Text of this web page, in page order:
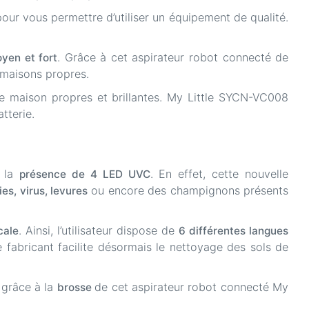
vous permettre d’utiliser un équipement de qualité.
et fort. Grâce à cet aspirateur robot connecté de
propres.
propres et brillantes. My Little SYCN-VC008
présence de 4 LED UVC. En effet, cette nouvelle
virus, levures ou encore des champignons présents
. Ainsi, l’utilisateur dispose de 6 différentes langues
fabricant facilite désormais le nettoyage des sols de
à la brosse de cet aspirateur robot connecté My